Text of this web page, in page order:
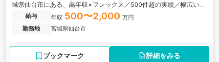
城県仙台市にある、高年収×フレックス／500件超の実績／幅広い案
件で圧倒的成長を実現できるコンサルティング会社の求人です。
給与 年収 500〜2,000 万円
勤務地
宮城県仙台市
ブックマーク 詳細をみる